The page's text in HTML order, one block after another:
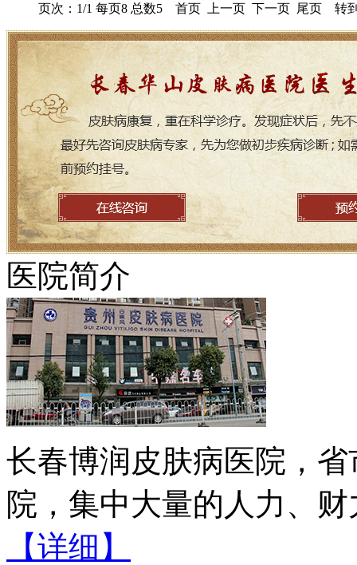
页次：1/1 每页8 总数5 首页 上一页 下一页 尾页 转
医院简介
长春博润皮肤病医院，
院，集中大量的人力、
【详细】